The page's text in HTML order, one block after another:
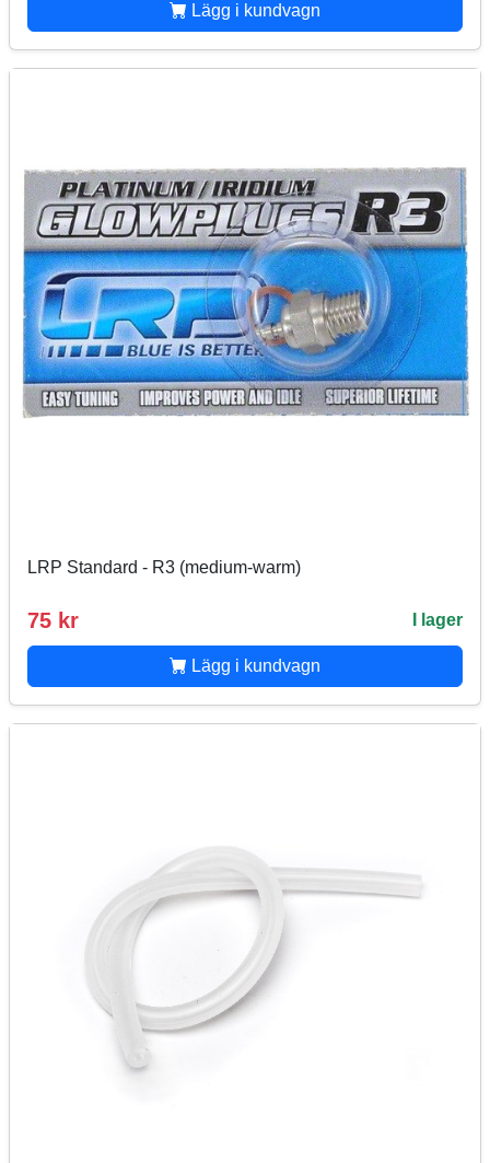
Lägg i kundvagn
LRP Standard - R3 (medium-warm)
75 kr I lager
Lägg i kundvagn